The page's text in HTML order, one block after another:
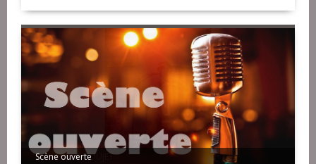
Scène ouverte
Corentin LE DOUJET